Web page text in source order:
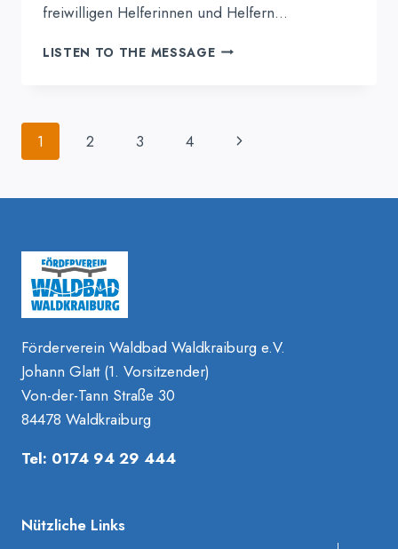
freiwilligen Helferinnen und Helfern…
LISTEN TO THE MESSAGEERSTES
IN V
Seitennavigation
1 2 3 4
Nächste
Förderverein Waldbad Waldkraiburg e.V.
Johann Glatt (1. Vorsitzender)
Von-der-Tann Straße 30
84478 Waldkraiburg
Tel: 0174 94 29 444
Nützliche Links